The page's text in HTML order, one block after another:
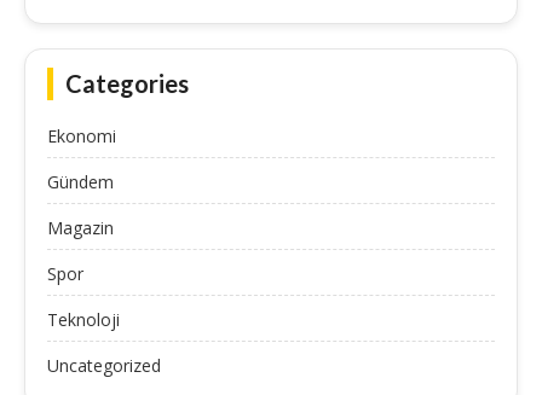
Categories
Ekonomi
Gündem
Magazin
Spor
Teknoloji
Uncategorized